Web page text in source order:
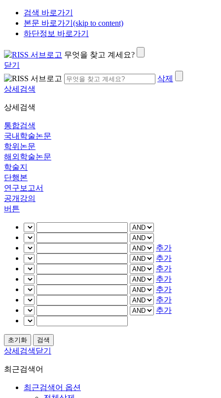
검색 바로가기
본문 바로가기(skip to content)
하단정보 바로가기
무엇을 찾고 계세요?
닫기
삭제
상세검색
상세검색
통합검색
국내학술논문
학위논문
해외학술논문
학술지
단행본
연구보고서
공개강의
버튼
추가
추가
추가
추가
추가
추가
추가
상세검색닫기
최근검색어
최근검색어 옵션